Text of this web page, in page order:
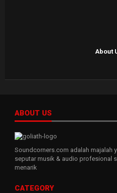
About
ABOUT US
Soundcorners.com adalah majalah
seputar musik & audio profesional
menarik
CATEGORY